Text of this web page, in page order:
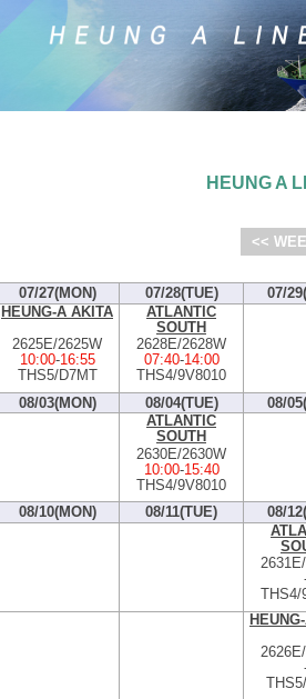
HEUNG A
<<
07/27(MON) 07/28(TUE)
07/
HEUNG-A AKITA
2625E/2625W
10:00-16:55
THS5/D7MT
ATLANTIC
SOUTH
2628E/2628W
07:40-14:00
THS4/9V8010
08/03(MON)
08/04(TUE)
08/
ATLANTIC
SOUTH
2630E/2630W
10:00-15:40
THS4/9V8010
08/10(MON)
08/11(TUE)
08/
THS4/